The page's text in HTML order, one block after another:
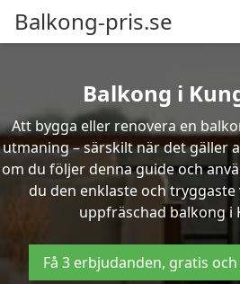
Balkong-pris.se
Balkong i
Att bygga eller renovera en
utmaning – särskilt när det gäller
om du följer denna guide och
du den enklaste och
uppfräschad balkong i
Få 3 erbjudanden, gratis